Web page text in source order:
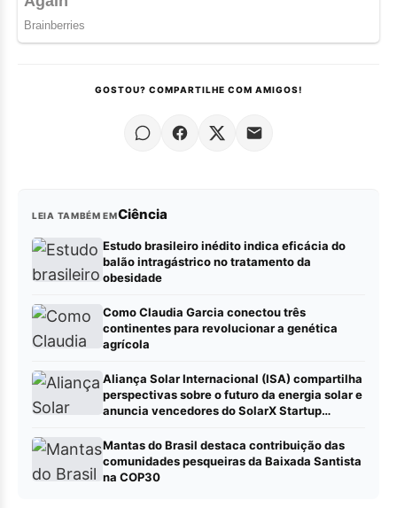
GOSTOU? COMPARTILHE COM AMIGOS!
LEIA TAMBÉM EMCiência
Estudo brasileiro inédito indica eficácia do
balão intragástrico no tratamento da
obesidade
Como Claudia Garcia conectou três
continentes para revolucionar a genética
agrícola
Aliança Solar Internacional (ISA) compartilha
perspectivas sobre o futuro da energia solar e
anuncia vencedores do SolarX Startup
Mantas do Brasil destaca contribuição das
comunidades pesqueiras da Baixada Santista
na COP30